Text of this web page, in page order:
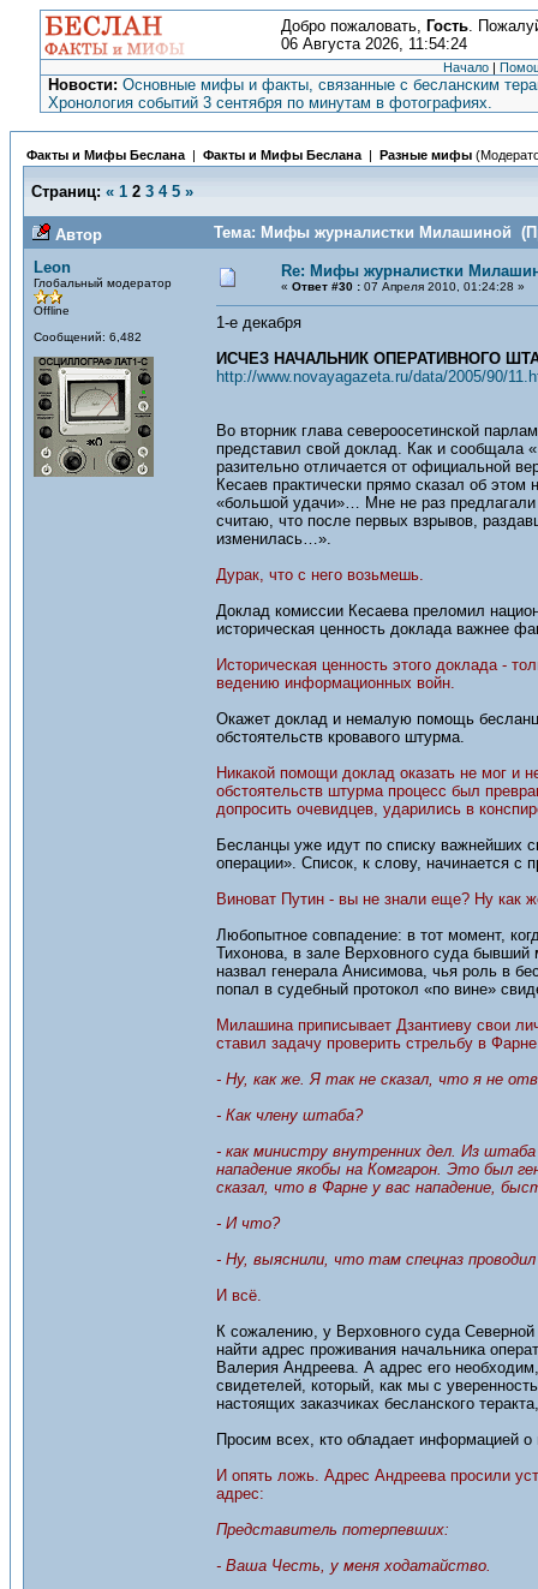
Добро пожаловать, Гость.
06 Августа 2026, 11:54:24
Начало |
Новости: Основные мифы и факты, связанные с бесланским
Хронология событий 3 сентября по минутам в фотографиях.
Факты и Мифы Беслана | Факты и Мифы Беслана | Разные мифы
Страниц: « 1 2 3 4 5 »
Автор
Тема: Мифы журналистки Милашиной
Leon
Глобальный модератор
Offline
Сообщений: 6,482
Re: Мифы журналистки
« Ответ #30 : 07 Апреля 2010, 01:24:28 »
1-е декабря
ИСЧЕЗ НАЧАЛЬНИК ОПЕРАТИВНОГО
http://www.novayagazeta.ru/data/2005/90/
Во вторник глава североосетинской
представил свой доклад. Как и сообщала
разительно отличается от официальной
Кесаев практически прямо сказал об
«большой удачи»… Мне не раз предлагали
считаю, что после первых взрывов,
изменилась…».
Дурак, что с него возьмешь.
Доклад комиссии Кесаева преломил
историческая ценность доклада важнее
Историческая ценность этого доклада -
ведению информационных войн.
Окажет доклад и немалую помощь
обстоятельств кровавого штурма.
Никакой помощи доклад оказать не мог и
обстоятельств штурма процесс был
допросить очевидцев, ударились в
Бесланцы уже идут по списку важнейших
операции». Список, к слову, начинается с
Виноват Путин - вы не знали еще? Ну как
Любопытное совпадение: в тот момент,
Тихонова, в зале Верховного суда
назвал генерала Анисимова, чья роль в
попал в судебный протокол «по вине»
Милашина приписывает Дзантиеву свои
ставил задачу проверить стрельбу в
- Ну, как же. Я так не сказал, что я не
- Как члену штаба?
- как министру внутренних дел. Из
нападение якобы на Комгарон. Это был
сказал, что в Фарне у вас нападение,
- И что?
- Ну, выяснили, что там спецназ
И всё.
К сожалению, у Верховного суда
найти адрес проживания начальника
Валерия Андреева. А адрес его
свидетелей, который, как мы с
настоящих заказчиках бесланского
Просим всех, кто обладает информацией
И опять ложь. Адрес Андреева просили
адрес:
Представитель потерпевших:
- Ваша Честь, у меня ходатайство.